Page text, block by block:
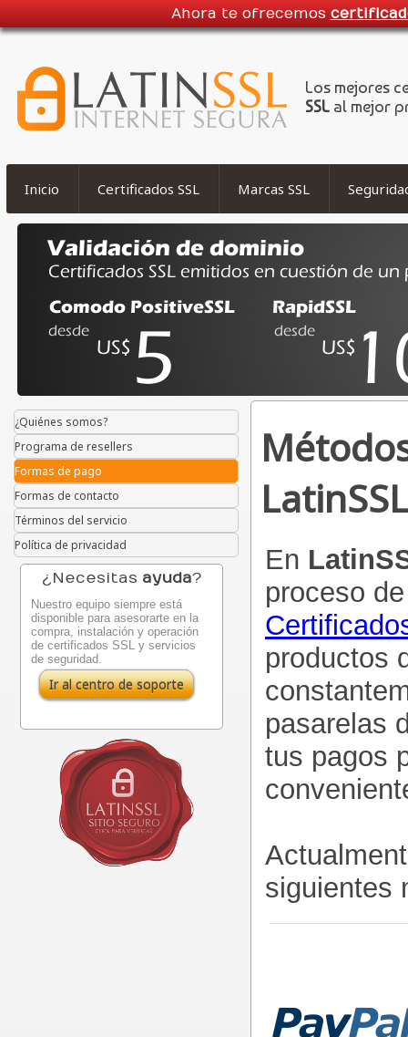
Ahora te ofrecemos
Los mejores
SSL al mejor
Inicio Certificados SSL Marcas SSL
¿Quiénes somos?
Programa de resellers
Formas de pago
Formas de contacto
Términos del servicio
Política de privacidad
¿Necesitas ayuda?
Nuestro equipo siempre está
disponible para asesorarte en la
compra, instalación y operación
de certificados SSL y servicios
de seguridad.
Ir al centro de soporte
LatinSSL
En
proceso
productos
pasarelas
tus pagos
siguientes